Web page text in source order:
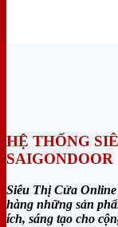
HỆ THỐNG
SAIGONDOOR
Siêu Thị Cửa
hàng những sản
ích, sáng tạo cho